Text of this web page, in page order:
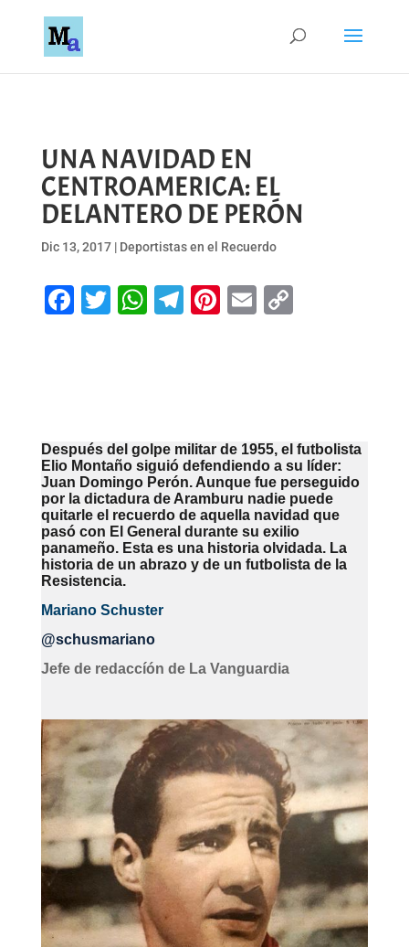
UNA NAVIDAD EN
CENTROAMERICA: EL
DELANTERO DE PERÓN
Dic 13, 2017| Deportistas en el Recuerdo
Facebook
Twitter
WhatsApp
Telegram
Pinterest
EmailCopy
Después del golpe militar de 1955, el futbolista
Elio Montaño siguió defendiendo a su líder:
Juan Domingo Perón. Aunque fue perseguido
por la dictadura de Aramburu nadie puede
quitarle el recuerdo de aquella navidad que
pasó con El General durante su exilio
panameño. Esta es una historia olvidada. La
historia de un abrazo y de un futbolista de la
Resistencia.
Mariano Schuster
@schusmariano
Jefe de redaccíón de La Vanguardia